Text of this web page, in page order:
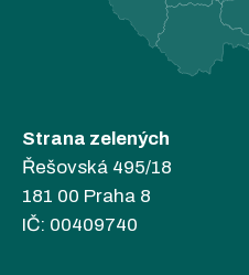
Strana zelených
Řešovská 495/18
181 00 Praha 8
IČ: 00409740